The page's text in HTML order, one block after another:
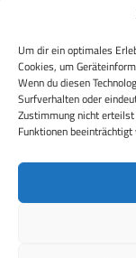
Um dir ein optimales
Cookies, um
Wenn du diesen
Surfverhalten oder
Zustimmung nicht
Funktionen beeinträchtigt